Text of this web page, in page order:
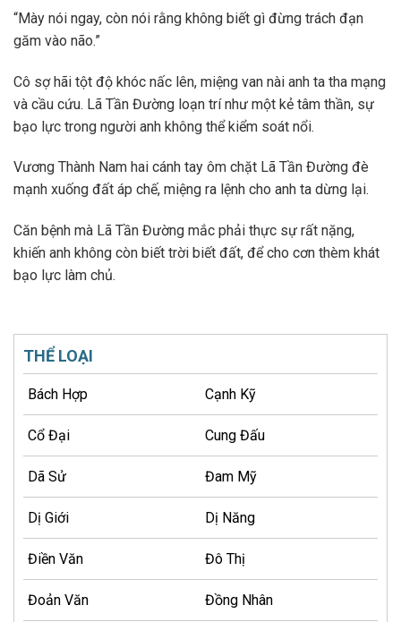
“Mày nói ngay, còn nói rằng không biết gì đừng trách đạn
găm vào não.”
Cô sợ hãi tột độ khóc nấc lên, miệng van nài anh ta tha mạng
và cầu cứu. Lã Tần Đường loạn trí như một kẻ tâm thần, sự
bạo lực trong người anh không thể kiểm soát nổi.
Vương Thành Nam hai cánh tay ôm chặt Lã Tần Đường đè
mạnh xuống đất áp chế, miệng ra lệnh cho anh ta dừng lại.
Căn bệnh mà Lã Tần Đường mắc phải thực sự rất nặng,
khiến anh không còn biết trời biết đất, để cho cơn thèm khát
bạo lực làm chủ.
THỂ LOẠI
Bách Hợp Cạnh Kỹ
Cổ Đại Cung Đấu
Dã Sử Đam Mỹ
Dị Giới Dị Năng
Điền Văn Đô Thị
Đoản Văn Đồng Nhân